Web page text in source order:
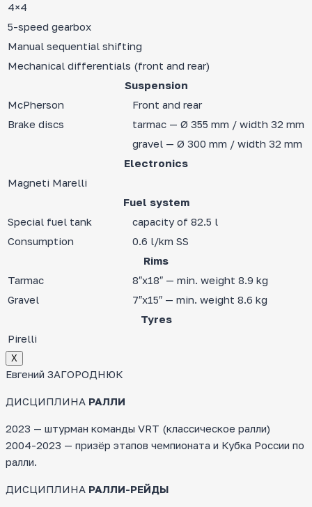
4×4
5-speed gearbox
Manual sequential shifting
Mechanical differentials (front and rear)
Suspension
McPherson
Front and rear
Brake discs
tarmac — Ø 355 mm / width 32 mm
gravel — Ø 300 mm / width 32 mm
Electronics
Magneti Marelli
Fuel system
Special fuel tank
capacity of 82.5 l
Consumption
0.6 l/km SS
Rims
Tarmac
8″x18″ — min. weight 8.9 kg
Gravel
7″x15″ — min. weight 8.6 kg
Tyres
Pirelli
Х
Евгений ЗАГОРОДНЮК
ДИСЦИПЛИНА РАЛЛИ
2023 — штурман команды VRT (классическое ралли)
2004-2023 — призёр этапов чемпионата и Кубка России по
ралли.
ДИСЦИПЛИНА РАЛЛИ-РЕЙДЫ